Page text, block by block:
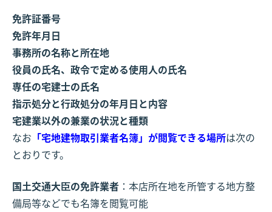
免許証番号
免許年月日
事務所の名称と所在地
役員の氏名、政令で定める使用人の氏名
専任の宅建士の氏名
指示処分と行政処分の年月日と内容
宅建業以外の兼業の状況と種類
なお 「宅地建物取引業者名簿」が閲覧できる場所は次の
とおりです。
国土交通大臣の免許業者 ：本店所在地を所管する地方整
備局等などでも名簿を閲覧可能